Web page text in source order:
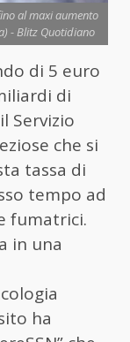
al maxi aumento
- Blitz Quotidiano
di 5 euro
di
Servizio
che si
tassa di
tempo ad
fumatrici.
in una
ha